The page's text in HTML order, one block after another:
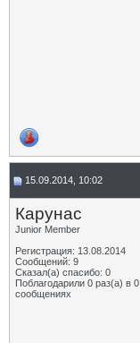
15.09.2014, 10:02
Карунас
Junior Member
Регистрация: 13.08.2014
Сообщений: 9
Сказал(а) спасибо: 0
Поблагодарили 0 раз(а) в 0
сообщениях